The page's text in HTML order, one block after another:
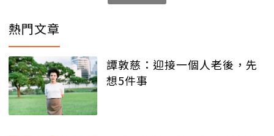
熱門文章
譚敦慈：迎接一個人老後，先
想5件事